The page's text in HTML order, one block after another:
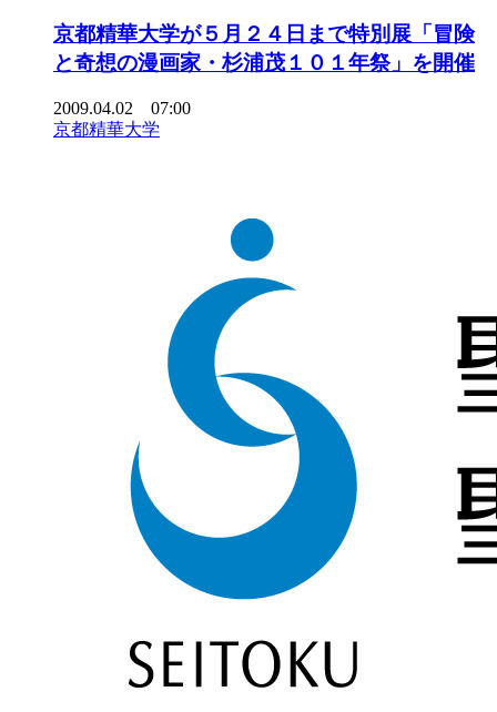
京都精華大学が５月２４日まで特別展「冒険
と奇想の漫画家・杉浦茂１０１年祭」を開催
2009.04.02 07:00
京都精華大学